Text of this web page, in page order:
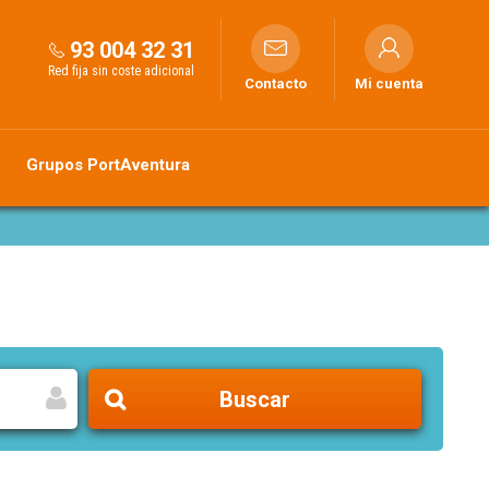
93 004 32 31
Red fija sin coste adicional
Contacto Mi cuenta
Grupos PortAventura
Buscar